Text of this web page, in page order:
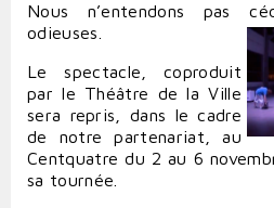
Nous n’entendons pas
odieuses.
Le spectacle, coproduit
par le Théâtre de la Ville
sera repris, dans le cadre
de notre partenariat, au
Centquatre du 2 au 6
sa tournée.